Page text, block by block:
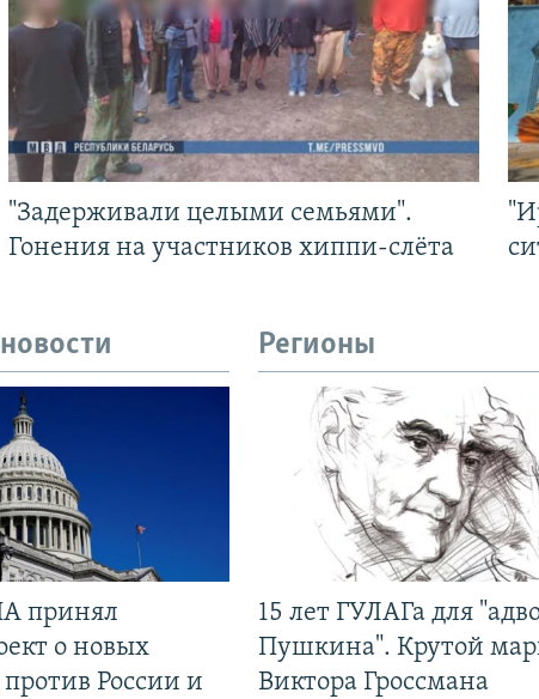
"Задерживали целыми семьями".
Гонения на участников хиппи-слёта
принял
о новых
России и
Регионы
15 лет ГУЛАГа для
Пушкина". Крутой
Виктора Гроссмана